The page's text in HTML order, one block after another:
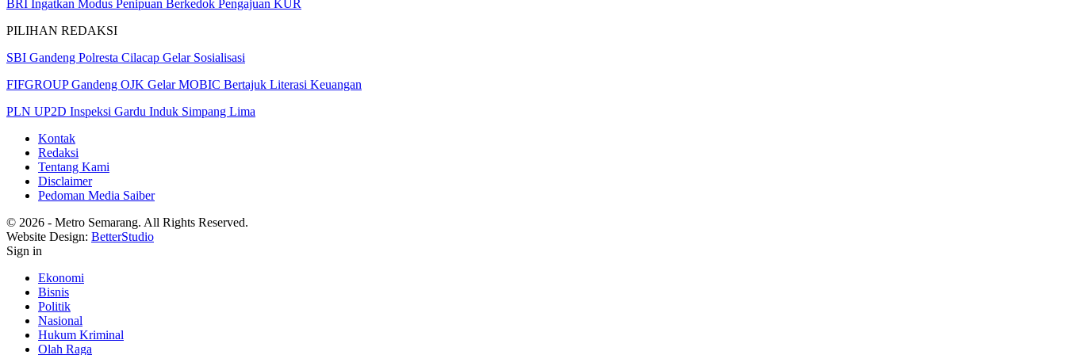
BRI Ingatkan Modus Penipuan Berkedok Pengajuan KUR
PILIHAN REDAKSI
SBI Gandeng Polresta Cilacap Gelar Sosialisasi
FIFGROUP Gandeng OJK Gelar MOBIC Bertajuk Literasi Keuangan
PLN UP2D Inspeksi Gardu Induk Simpang Lima
Kontak
Redaksi
Tentang Kami
Disclaimer
Pedoman Media Saiber
© 2026 - Metro Semarang. All Rights Reserved.
Website Design: BetterStudio
Sign in
Ekonomi
Bisnis
Politik
Nasional
Hukum Kriminal
Olah Raga